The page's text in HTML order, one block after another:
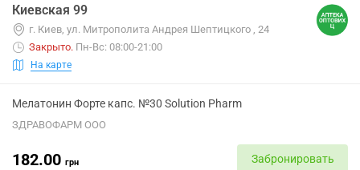
Киевская 99
г. Киев, ул. Митрополита Андрея Шептицкого , 24
Закрыто. Пн-Вс: 08:00-21:00
На карте
Мелатонин Форте капс. №30 Solution Pharm
ЗДРАВОФАРМ ООО
182.00 грн Забронировать